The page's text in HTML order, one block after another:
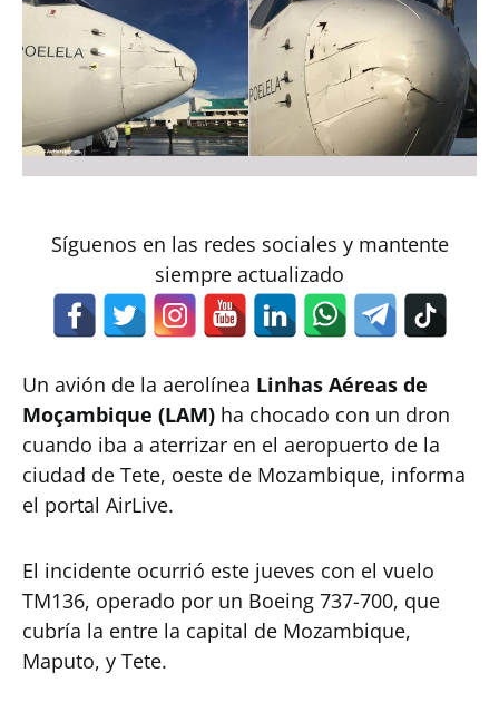
Síguenos en las redes sociales y mantente
siempre actualizado
Un avión de la aerolínea Linhas Aéreas de
Moçambique (LAM) ha chocado con un dron
cuando iba a aterrizar en el aeropuerto de la
ciudad de Tete, oeste de Mozambique, informa
el portal AirLive.
El incidente ocurrió este jueves con el vuelo
TM136, operado por un Boeing 737-700, que
cubría la entre la capital de Mozambique,
Maputo, y Tete.